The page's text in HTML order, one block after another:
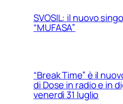
SVOSIL: il nuovo
“MUFASA”
“Break Time” è il
di Dose in radio e in
venerdì 31 luglio